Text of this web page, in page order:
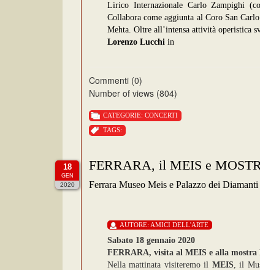
Lirico Internazionale Carlo Zampighi
Collabora come aggiunta al Coro San
Mehta. Oltre all’intensa attività operistica
Lorenzo Lucchi in
Commenti (0)
Number of views (804)
CATEGORIE: CONCERTI
TAGS:
18
GEN
2020
FERRARA, il MEIS e
Ferrara Museo Meis e Palazzo dei Diamanti
AUTORE: AMICI DELL'ARTE
Sabato 18 gennaio 2020
FERRARA, visita al MEIS e alla
Nella mattinata visiteremo il MEIS, il